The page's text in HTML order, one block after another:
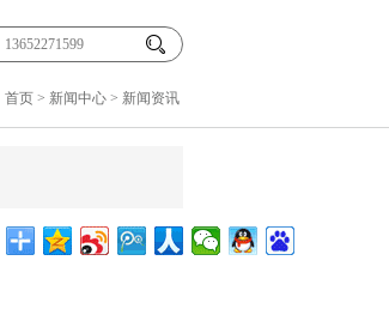
首页 > 新闻中心 > 新闻资讯